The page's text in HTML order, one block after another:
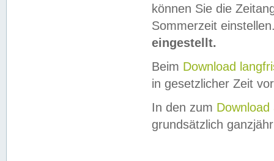
können Sie die
Sommerzeit
eingestellt.
Beim Download
in gesetzlicher Zeit
In den zum Download
grundsätzlich